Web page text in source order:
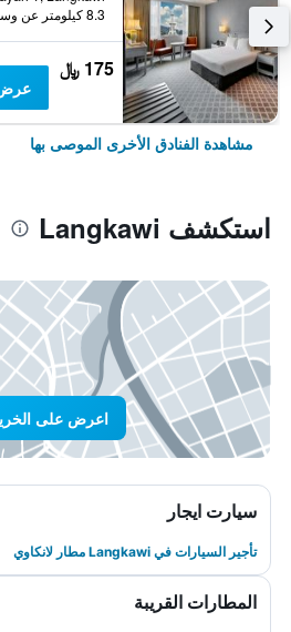
8.3 كيلومتر عن وسط المدينة
175 ﷼
مشاهدة الفنادق الأخرى الموصى بها
استكشف Langkawi
اعرض على
سيارت ايجار
تأجير السيارات في Langkawi مطار لانكاوي
المطارات القريبة